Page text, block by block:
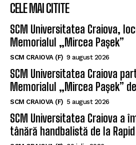
CELE MAI CITITE
SCM Universitatea Craiova,
Memorialul „Mircea Pașek”
SCM CRAIOVA (F) 9 august 2026
SCM Universitatea Craiova
Memorialul „Mircea Pașek”
SCM CRAIOVA (F) 5 august 2026
SCM Universitatea Craiova a
tânără handbalistă de la